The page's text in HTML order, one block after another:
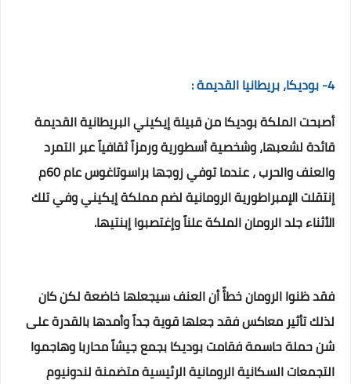
4- بوديكا، بريطانيا القديمة :
أصبحت الملكة بوديكا من قبيلة إيكيني البريطانية القديمة
قائدة لشعبها، وشخصية أسطورية ورمزاً ثقافياً عبر التمرد
والعنف والحرب ، عندما توفي زوجها براسوتاغوس عام 60م
إنتقلت الإمبراطورية الرومانية لضم مملكة إيكيني وفي تلك
الأثناء جلد الرومان الملكة علناً وإغتصبوا إبنتيها.
فقد ظنوا الرومان خطأً أن العنف سيجعلها خاضعة لكن كان
لذلك تأثير معاكس فقد جعلها قوية جداً وأمدها بالقدرة على
شن حملة حاسمة فقامت بوديكا بجمع جيشاً محاربا وهاجموا
التجمعات السكانية الرومانية الرئيسية متضمنة لندونيوم